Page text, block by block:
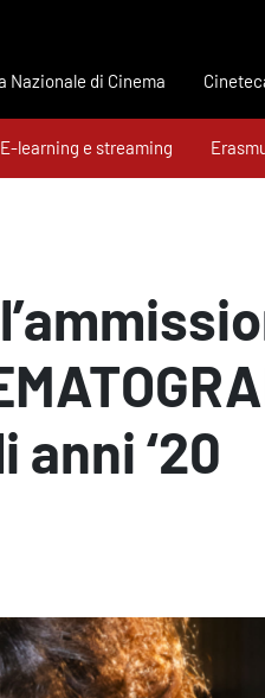
Nazionale di Cinema
E-learning e streaming
anni ‘20